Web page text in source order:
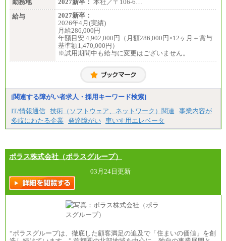
勤務地
2027新卒： 本社／〒106-6…
給与
2027新卒：
2026年4月(実績)
月給286,000円
年額目安 4,902,000円（月額286,000円×12ヶ月＋賞与
基準額1,470,000円）
※試用期間中も給与に変更はございません。
[関連する障がい者求人・採用キーワード検索]
IT/情報通信 技術（ソフトウェア、ネットワーク）関連
事業内容が
多岐にわたる企業
発達障がい 車いす用エレベータ
ポラス株式会社（ポラスグループ）
03月24日更新
“ポラスグループは、徹底した顧客満足の追及で「住まいの価値」を創